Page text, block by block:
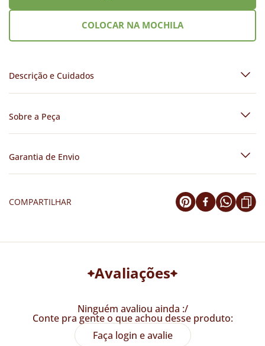
COLOCAR NA MOCHILA
Descrição e Cuidados
Sobre a Peça
Garantia de Envio
COMPARTILHAR
Avaliações
Ninguém avaliou ainda :/
Conte pra gente o que achou desse produto:
Faça login e avalie